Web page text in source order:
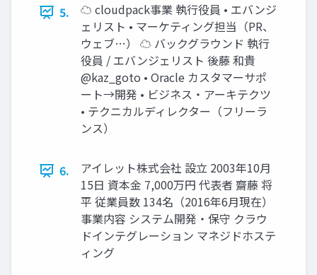
5.
☁ cloudpack事業 執行役員 • エバンジ
ェリスト • マーケティング担当（PR、
ウェブ…） ☁ バックグラウンド 執行
役員 / エバンジェリスト 後藤 和貴
@kaz_goto • Oracle カスタマーサポ
ート→開発 • ビジネス・アーキテクツ
• テクニカルディレクター（フリーラ
ンス）
6.
アイレット株式会社 設立 2003年10月
15日 資本金 7,000万円 代表者 齋藤 将
平 従業員数 134名（2016年6月現在）
事業内容 システム開発・保守 クラウ
ドインテグレーション マネジドホステ
ィング